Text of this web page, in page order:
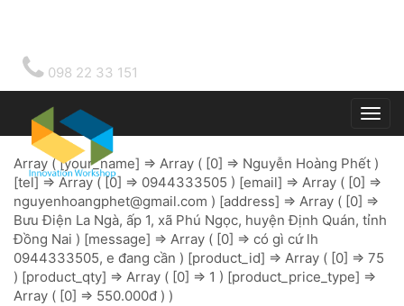
098 22 33 151
Array ( [your_name] => Array ( [0] => Nguyễn Hoàng Phết )
[tel] => Array ( [0] => 0944333505 ) [email] => Array ( [0] =>
nguyenhoangphet@gmail.com ) [address] => Array ( [0] =>
Bưu Điện La Ngà, ấp 1, xã Phú Ngọc, huyện Định Quán, tỉnh
Đồng Nai ) [message] => Array ( [0] => có gì cứ lh
0944333505, e đang cần ) [product_id] => Array ( [0] => 75
) [product_qty] => Array ( [0] => 1 ) [product_price_type] =>
Array ( [0] => 550.000đ ) )